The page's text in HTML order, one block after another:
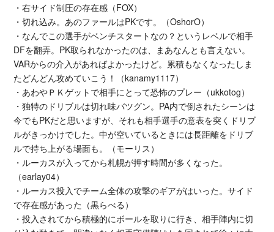
・右サイド制圧の存在感（FOX）
・切れ込み。あのファールはPKです。（OshorO）
・なんでこの選手がベンチスタートなの？というレベルで相手
DFを翻弄。PK取られなかったのは、まあなんとも言えない。
VARからの介入があればよかったけど。累積もなくなったしま
たどんどん攻めていこう！（kanamy1117）
・あわやＰＫゲットで相手にとって恐怖のプレー（ukkotog）
・独特のドリブルは切れ味バツグン。PA内で倒されたシーンは
今でもPKだと思いますが、それも相手選手の意表を突くドリブ
ルがきっかけでした。中が空いているときには長距離をドリブ
ルで持ち上がる場面も。（モーリス）
・ルーカスが入ってから札幌が押す時間が多くなった。
（earlay04）
・ルーカス投入でチーム全体の攻撃のギアがはいった。サイド
で存在感があった（黒らべる）
・投入されてから積極的にボールを取りに行き、相手陣内に切